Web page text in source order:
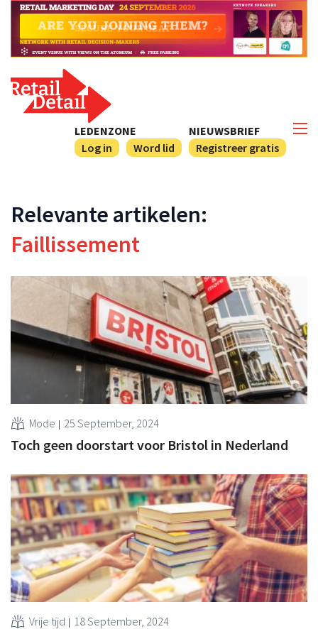
NIEUWSBRIEF
Registreer gratis
LEDENZONE
Log in
Word lid
Relevante artikelen:
Faillissement
Mode 25 September, 2024
Toch geen doorstart voor Bristol in Nederland
Vrije tijd 18 September, 2024